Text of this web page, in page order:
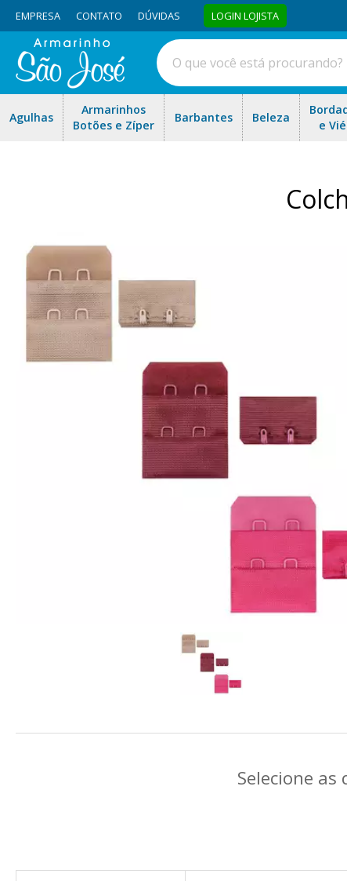
EMPRESA CONTATO DÚVIDAS LOGIN LOJISTA
Agulhas
Armarinhos
Botões e Zíper
Barbantes Beleza
e
Selecione